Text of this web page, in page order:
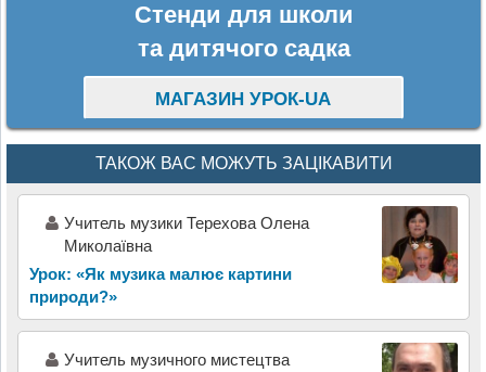
Стенди для школи
та дитячого садка
МАГАЗИН УРОК-UA
ТАКОЖ ВАС МОЖУТЬ ЗАЦІКАВИТИ
Учитель музики Терехова Олена
Миколаївна
Урок: «Як музика малює картини
природи?»
Учитель музичного мистецтва